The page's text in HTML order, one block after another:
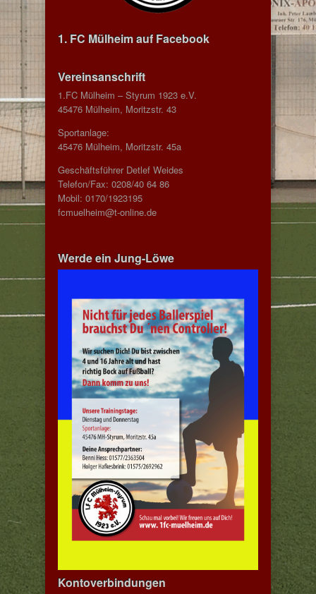
1. FC Mülheim auf Facebook
Vereinsanschrift
1.FC Mülheim – Styrum 1923 e.V.
45476 Mülheim, Moritzstr. 43
Sportanlage:
45476 Mülheim, Moritzstr. 45a
Geschäftsführer Detlef Weides
Telefon/Fax: 0208/40 64 86
Mobil: 0170/1923195
fcmuelheim@t-online.de
Werde ein Jung-Löwe
Kontoverbindungen